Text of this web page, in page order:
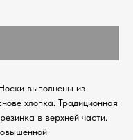
выполнены из
хлопка. Традиционная
в верхней части.